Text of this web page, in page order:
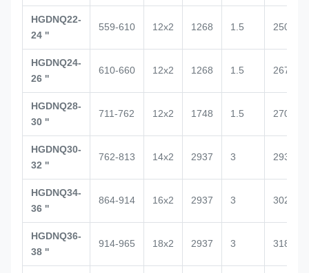
HGDNQ22-
24 ''
559-610 12x2 1268 1.5 2500
HGDNQ24-
26 ''
610-660 12x2 1268 1.5 2672
HGDNQ28-
30 ''
711-762 12x2 1748 1.5 2700
HGDNQ30-
32 ''
762-813 14x2 2937 3 2938
HGDNQ34-
36 ''
864-914 16x2 2937 3 3020
HGDNQ36-
38 ''
914-965 18x2 2937 3 3188